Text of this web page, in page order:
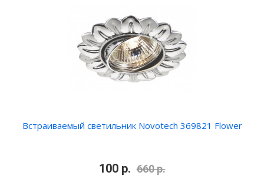
Встраиваемый светильник Novotech 369821 Flower
100 р. 660 р.